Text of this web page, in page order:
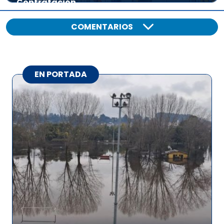
COMENTARIOS
EN PORTADA